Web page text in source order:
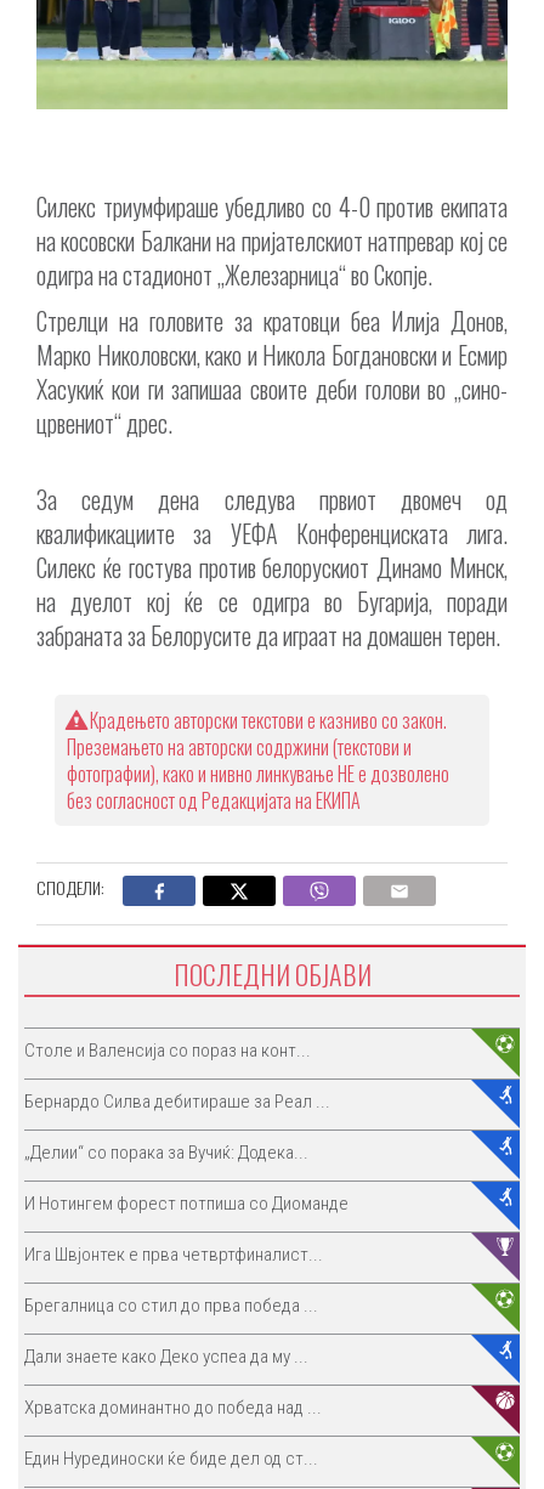
Силекс триумфираше убедливо со 4-0 против екипата
на косовски Балкани на пријателскиот натпревар кој се
одигра на стадионот „Железарница“ во Скопје.
Стрелци на головите за кратовци беа Илија Донов,
Марко Николовски, како и Никола Богдановски и Есмир
Хасукиќ кои ги запишаа своите деби голови во „сино-
црвениот“ дрес.
За седум дена следува првиот двомеч од
квалификациите за УЕФА Конференциската лига.
Силекс ќе гостува против белорускиот Динамо Минск,
на дуелот кој ќе се одигра во Бугарија, поради
забраната за Белорусите да играат на домашен терен.
Крадењето авторски текстови е казниво со закон.
Преземањето на авторски содржини (текстови и
фотографии), како и нивно линкување НЕ е дозволено
без согласност од Редакцијата на ЕКИПА
СПОДЕЛИ:
ПОСЛЕДНИ ОБЈАВИ
Столе и Валенсија со пораз на конт...
Бернардо Силва дебитираше за Реал ...
„Делии“ со порака за Вучиќ: Додека...
И Нотингем форест потпиша со Диоманде
Ига Швјонтек е прва четвртфиналист...
Брегалница со стил до прва победа ...
Дали знаете како Деко успеа да му ...
Хрватска доминантно до победа над ...
Един Нурединоски ќе биде дел од ст...